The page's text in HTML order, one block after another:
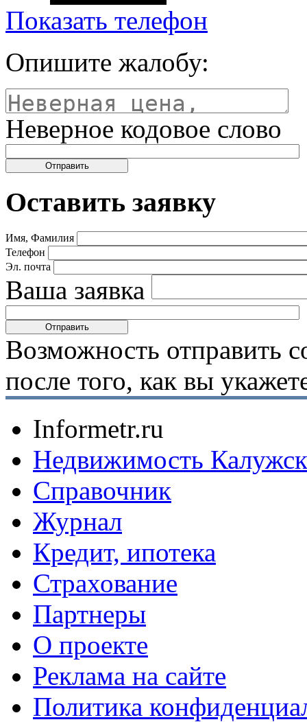
Показать телефон
Опишите жалобу:
Неверное кодовое слово
Оставить заявку
Имя, Фамилия
Телефон
Эл. почта
Ваша заявка
Возможность отправить
после того, как вы
Informetr.ru
Недвижимость
Справочник
Журнал
Кредит, ипотека
Страхование
Партнеры
O проекте
Реклама на сайте
Политика